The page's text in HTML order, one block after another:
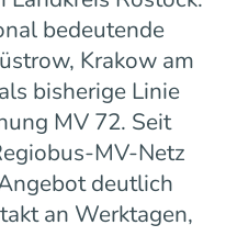
bedeutende
Krakow am
bisherige Linie
MV 72. Seit
MV-Netz
deutlich
an Werktagen,